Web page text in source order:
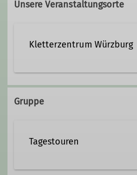
Unsere Veranstaltungsorte
Kletterzentrum Würzburg
Weißenburgstraße 55
Gruppe
Tagestouren